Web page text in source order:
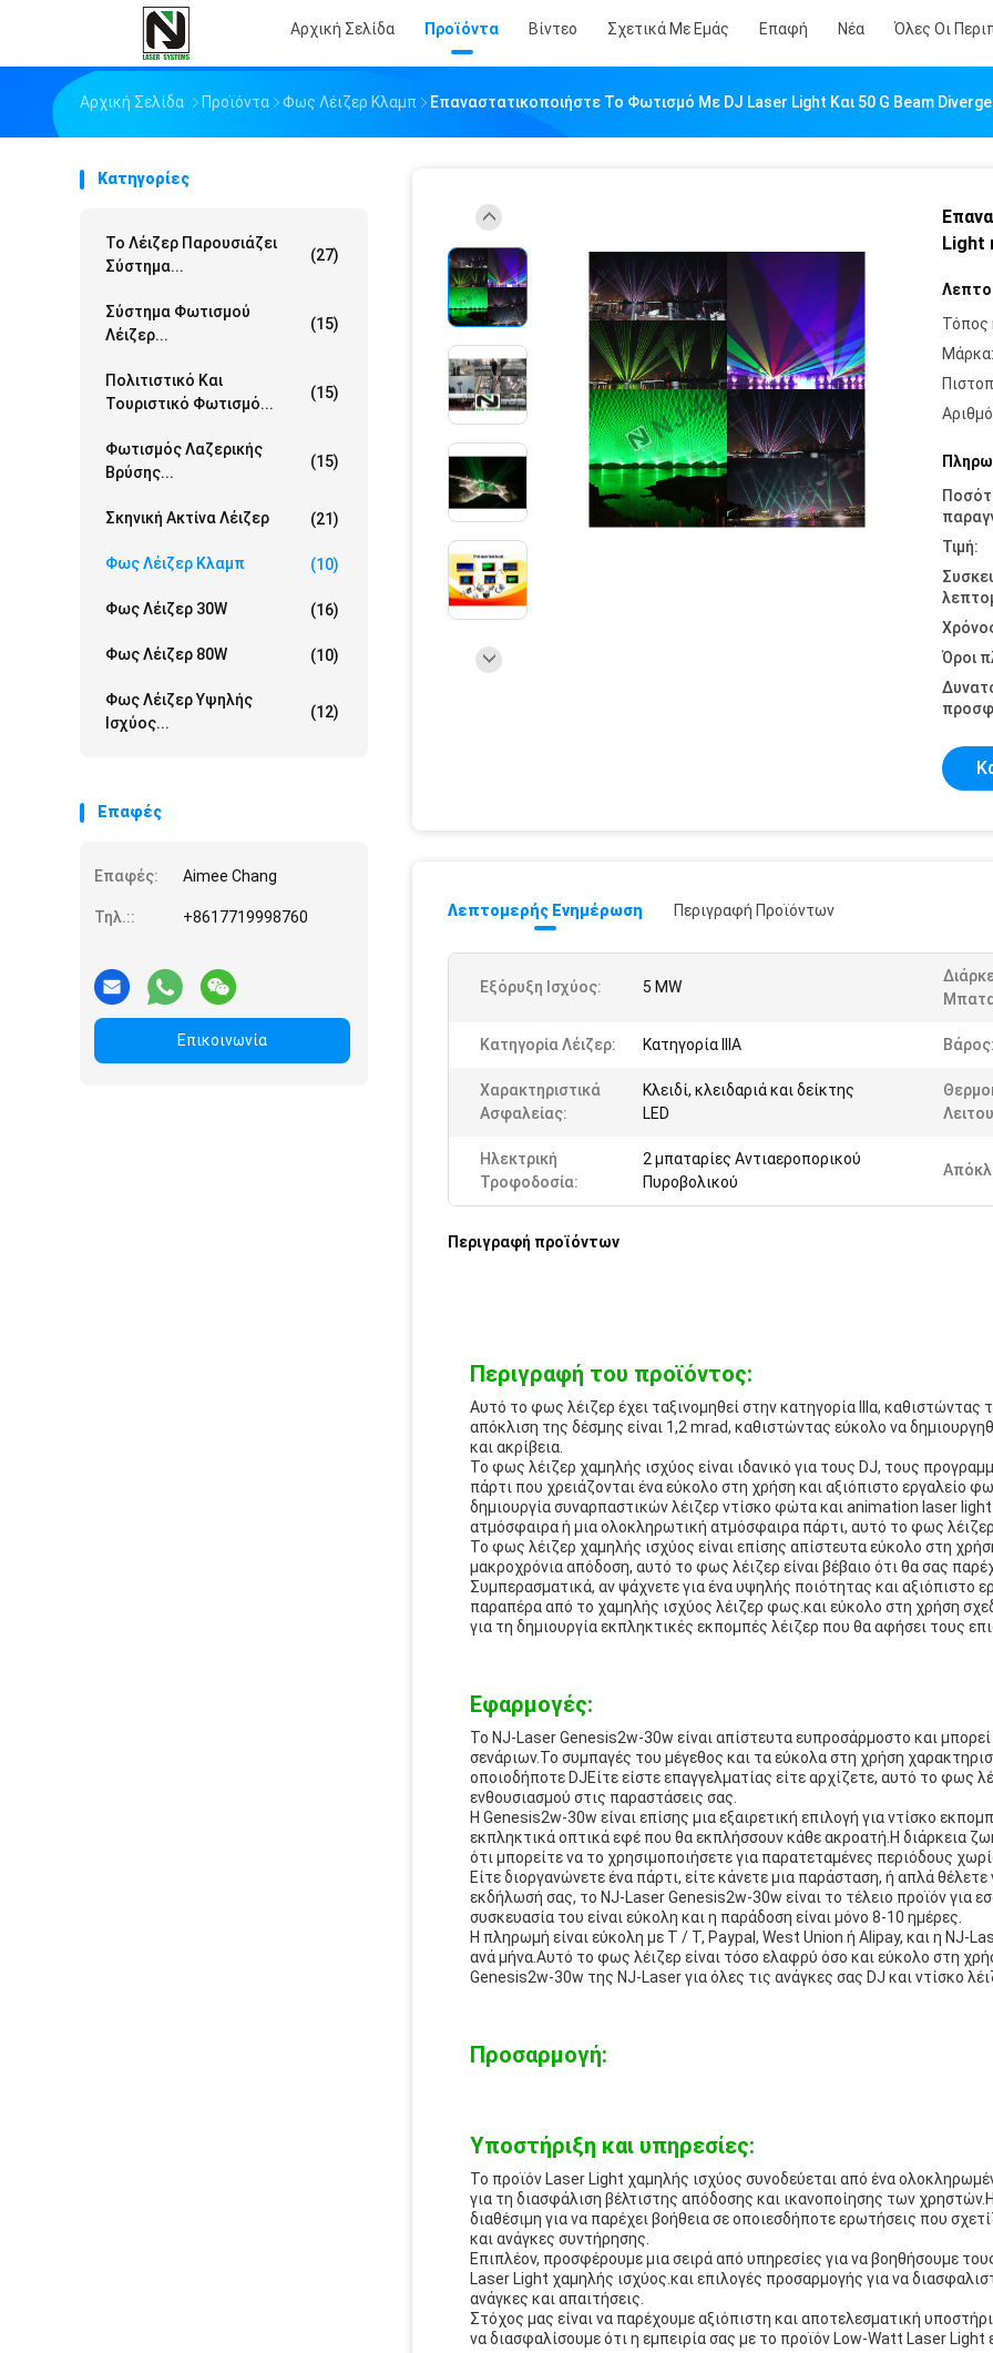
Αρχική Σελίδα Προϊόντα Βίντεο Σχετικά Με Εμάς Επαφή Νέα Όλες Οι
Αρχική Σελίδα Προϊόντα Φως Λέιζερ Κλαμπ Επαναστατικοποιήστε Το Φωτισμό Με DJ Laser Light Και 50 G Beam
Κατηγορίες
Το Λέιζερ Παρουσιάζει
Σύστημα...
(27)
Σύστημα Φωτισμού
Λέιζερ...
(15)
Πολιτιστικό Και
Τουριστικό Φωτισμό...
(15)
Φωτισμός Λαζερικής
Βρύσης...
(15)
Σκηνική Ακτίνα Λέιζερ (21)
Φως Λέιζερ Κλαμπ (10)
Φως Λέιζερ 30W (16)
Φως Λέιζερ 80W (10)
Φως Λέιζερ Υψηλής
Ισχύος...
(12)
Επαφές
Επαφές: Aimee Chang
Τηλ.:: +8617719998760
Επικοινωνία
Light
Τόπος
Μάρκα:
Τιμή:
Όροι
Λεπτομερής Ενημέρωση Περιγραφή Προϊόντων
Εξόρυξη Ισχύος: 5 MW
Κατηγορία Λέιζερ: Κατηγορία IIIA Βάρος:
Χαρακτηριστικά
Ασφαλείας:
Κλειδί, κλειδαριά και δείκτης
LED
Ηλεκτρική
Τροφοδοσία:
2 μπαταρίες Αντιαεροπορικού
Πυροβολικού
Περιγραφή προϊόντων
Περιγραφή του προϊόντος:
Αυτό το φως λέιζερ έχει ταξινομηθεί στην κατηγορία ΙΙΙα,
απόκλιση της δέσμης είναι 1,2 mrad, καθιστώντας εύκολο να
και ακρίβεια.
Το φως λέιζερ χαμηλής ισχύος είναι ιδανικό για τους DJ, τους
πάρτι που χρειάζονται ένα εύκολο στη χρήση και αξιόπιστο εργαλείο
δημιουργία συναρπαστικών λέιζερ ντίσκο φώτα και animation laser
ατμόσφαιρα ή μια ολοκληρωτική ατμόσφαιρα πάρτι, αυτό το φως λέιζερ
Το φως λέιζερ χαμηλής ισχύος είναι επίσης απίστευτα εύκολο στη
μακροχρόνια απόδοση, αυτό το φως λέιζερ είναι βέβαιο ότι θα σας
Συμπερασματικά, αν ψάχνετε για ένα υψηλής ποιότητας και αξιόπιστο
παραπέρα από το χαμηλής ισχύος λέιζερ φως.και εύκολο στη χρήση
για τη δημιουργία εκπληκτικές εκπομπές λέιζερ που θα αφήσει τους
Εφαρμογές:
Το NJ-Laser Genesis2w-30w είναι απίστευτα ευπροσάρμοστο και
σενάριων.Το συμπαγές του μέγεθος και τα εύκολα στη χρήση
οποιοδήποτε DJΕίτε είστε επαγγελματίας είτε αρχίζετε, αυτό το φως
ενθουσιασμού στις παραστάσεις σας.
Η Genesis2w-30w είναι επίσης μια εξαιρετική επιλογή για ντίσκο
εκπληκτικά οπτικά εφέ που θα εκπλήσσουν κάθε ακροατή.Η διάρκεια
ότι μπορείτε να το χρησιμοποιήσετε για παρατεταμένες περιόδους
Είτε διοργανώνετε ένα πάρτι, είτε κάνετε μια παράσταση, ή απλά
εκδήλωσή σας, το NJ-Laser Genesis2w-30w είναι το τέλειο προϊόν για
συσκευασία του είναι εύκολη και η παράδοση είναι μόνο 8-10 ημέρες.
Η πληρωμή είναι εύκολη με T / T, Paypal, West Union ή Alipay, και η NJ-
ανά μήνα.Αυτό το φως λέιζερ είναι τόσο ελαφρύ όσο και εύκολο στη
Genesis2w-30w της NJ-Laser για όλες τις ανάγκες σας DJ και ντίσκο
Προσαρμογή:
Υποστήριξη και υπηρεσίες:
Το προϊόν Laser Light χαμηλής ισχύος συνοδεύεται από ένα
για τη διασφάλιση βέλτιστης απόδοσης και ικανοποίησης των
διαθέσιμη για να παρέχει βοήθεια σε οποιεσδήποτε ερωτήσεις που
και ανάγκες συντήρησης.
Επιπλέον, προσφέρουμε μια σειρά από υπηρεσίες για να βοηθήσουμε
Laser Light χαμηλής ισχύος.και επιλογές προσαρμογής για να
ανάγκες και απαιτήσεις.
Στόχος μας είναι να παρέχουμε αξιόπιστη και αποτελεσματική
να διασφαλίσουμε ότι η εμπειρία σας με το προϊόν Low-Watt Laser Light